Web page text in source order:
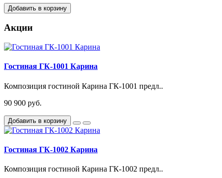
Добавить в корзину
Акции
Гостиная ГК-1001 Карина
Композиция гостиной Карина ГК-1001 предл..
90 900 руб.
Добавить в корзину
Гостиная ГК-1002 Карина
Композиция гостиной Карина ГК-1002 предл..